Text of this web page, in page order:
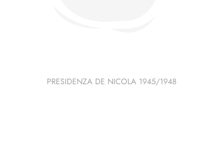
PRESIDENZA DE NICOLA 1945/1948